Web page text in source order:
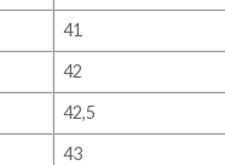
41
42
42,5
43